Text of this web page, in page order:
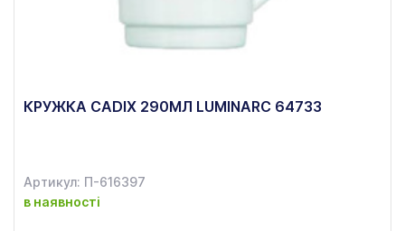
КРУЖКА CADIX 290МЛ LUMINARC 64733
Артикул: П-616397
в наявності